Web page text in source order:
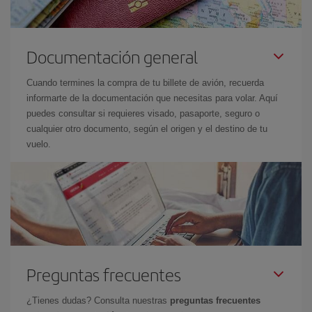
Documentación general
Cuando termines la compra de tu billete de avión, recuerda
informarte de la documentación que necesitas para volar. Aquí
puedes consultar si requieres visado, pasaporte, seguro o
cualquier otro documento, según el origen y el destino de tu
vuelo.
Preguntas frecuentes
¿Tienes dudas? Consulta nuestras preguntas frecuentes